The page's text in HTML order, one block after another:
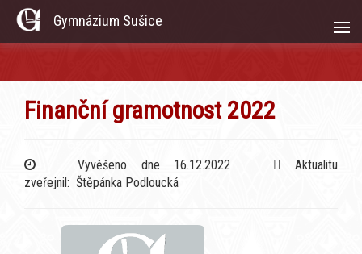
Gymnázium Sušice
Finanční gramotnost 2022
Vyvěšeno dne 16.12.2022
Aktualitu
zveřejnil: Štěpánka Podloucká